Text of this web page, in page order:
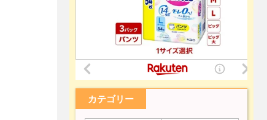
カテゴリー